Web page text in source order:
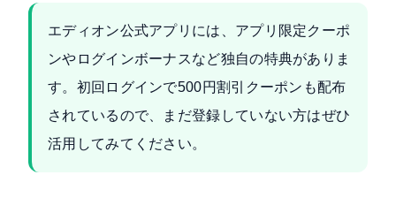
エディオン公式アプリには、アプリ限定クーポ
ンやログインボーナスなど独自の特典がありま
す。初回ログインで500円割引クーポンも配布
されているので、まだ登録していない方はぜひ
活用してみてください。